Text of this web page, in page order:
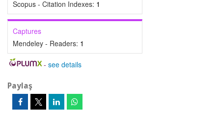
Scopus - Citation Indexes: 1
Captures
Mendeley - Readers: 1
- see details
Paylaş